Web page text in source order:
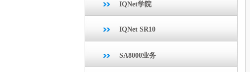
IQNet学院
IQNet SR10
SA8000业务